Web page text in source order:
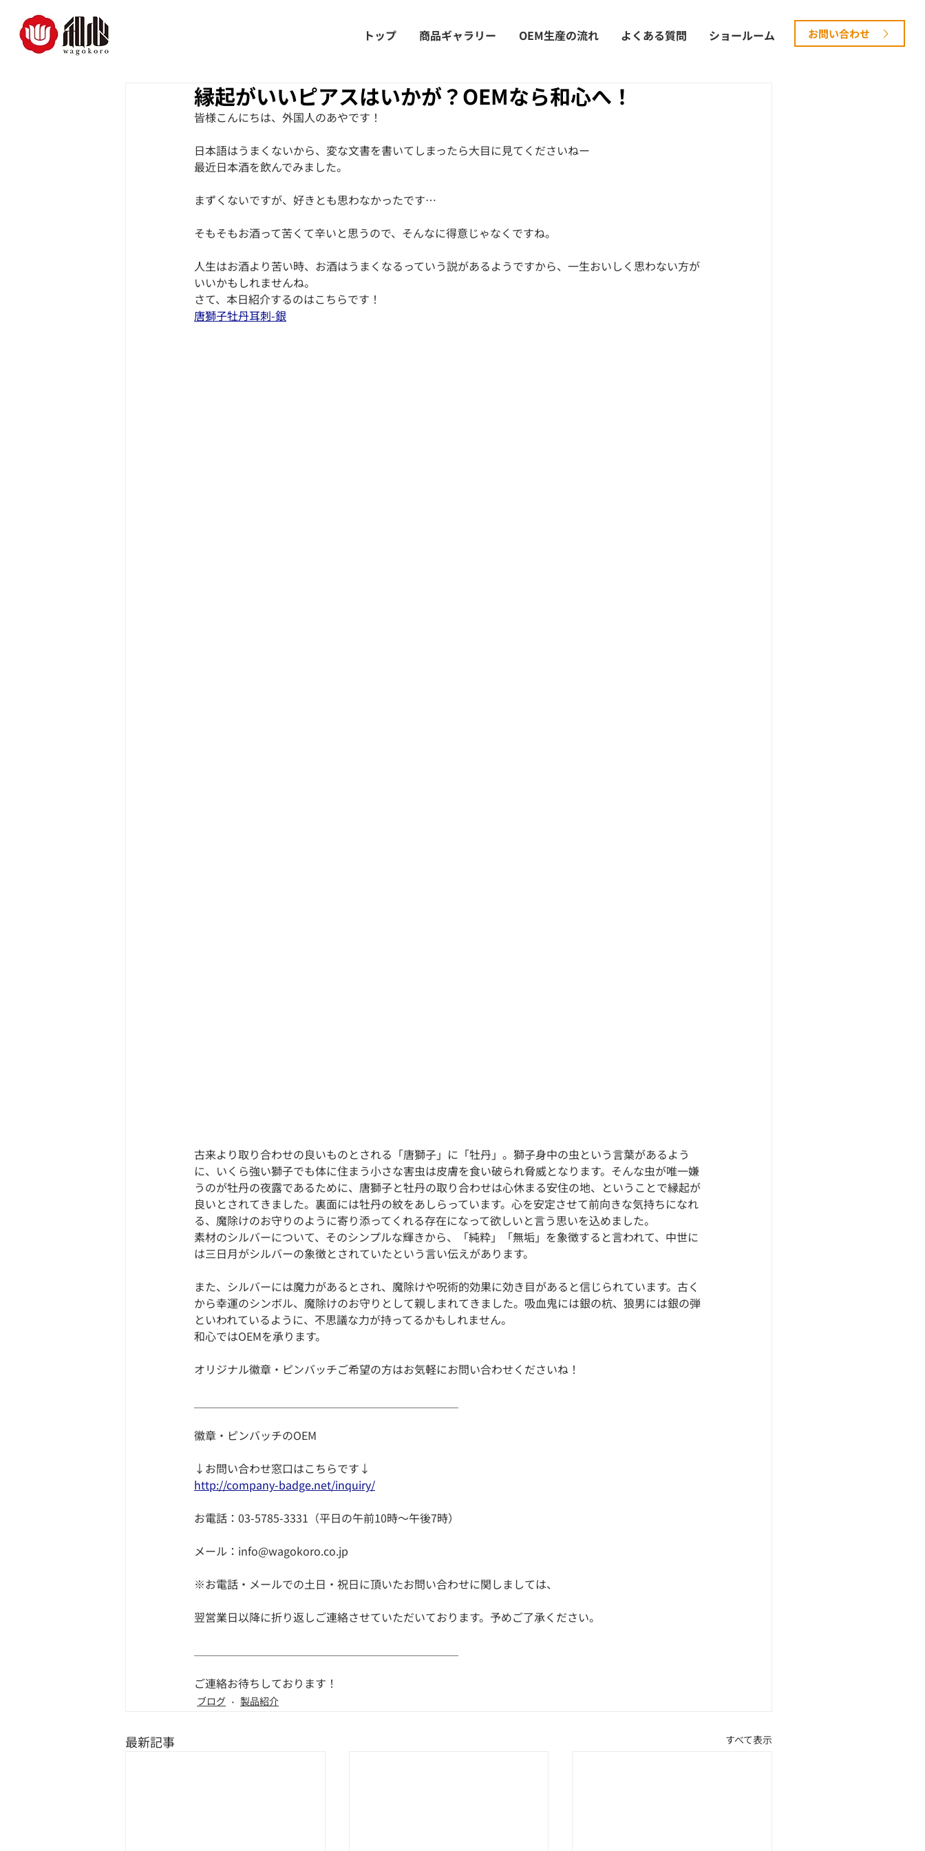
トップ 商品ギャラリー OEM生産の流れ よくある質問 ショールーム お問い合わせ
縁起がいいピアスはいかが？OEMなら和心へ！
皆様こんにちは、外国人のあやです！
日本語はうまくないから、変な文書を書いてしまったら大目に見てくださいねー
最近日本酒を飲んでみました。
まずくないですが、好きとも思わなかったです…
そもそもお酒って苦くて辛いと思うので、そんなに得意じゃなくですね。
人生はお酒より苦い時、お酒はうまくなるっていう説があるようですから、一生おいしく思わない方が
いいかもしれませんね。
さて、本日紹介するのはこちらです！
唐獅子牡丹耳刺-銀
古来より取り合わせの良いものとされる「唐獅子」に「牡丹」。獅子身中の虫という言葉があるよう
に、いくら強い獅子でも体に住まう小さな害虫は皮膚を食い破られ脅威となります。そんな虫が唯一嫌
うのが牡丹の夜露であるために、唐獅子と牡丹の取り合わせは心休まる安住の地、ということで縁起が
良いとされてきました。裏面には牡丹の紋をあしらっています。心を安定させて前向きな気持ちになれ
る、魔除けのお守りのように寄り添ってくれる存在になって欲しいと言う思いを込めました。
素材のシルバーについて、そのシンプルな輝きから、「純粋」「無垢」を象徴すると言われて、中世に
は三日月がシルバーの象徴とされていたという言い伝えがあります。
また、シルバーには魔力があるとされ、魔除けや呪術的効果に効き目があると信じられています。古く
から幸運のシンボル、魔除けのお守りとして親しまれてきました。吸血鬼には銀の杭、狼男には銀の弾
といわれているように、不思議な力が持ってるかもしれません。
和心ではOEMを承ります。
オリジナル徽章・ピンバッチご希望の方はお気軽にお問い合わせくださいね！
徽章・ピンバッチのOEM
↓お問い合わせ窓口はこちらです↓
http://company-badge.net/inquiry/
お電話：03-5785-3331（平日の午前10時～午後7時）
メール：info@wagokoro.co.jp
※お電話・メールでの土日・祝日に頂いたお問い合わせに関しましては、
翌営業日以降に折り返しご連絡させていただいております。予めご了承ください。
ご連絡お待ちしております！
ブログ 製品紹介
最新記事 すべて表示